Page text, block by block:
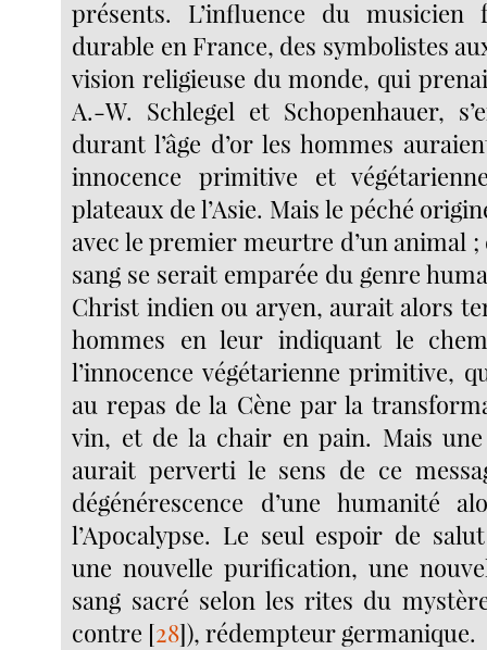
présents. L’influence du
durable en France, des symbolistes
vision religieuse du monde, qui
A.-W. Schlegel et Schopenhauer,
durant l’âge d’or les hommes
innocence primitive et
plateaux de l’Asie. Mais le péché
avec le premier meurtre d’un animal ;
sang se serait emparée du genre
Christ indien ou aryen, aurait alors
hommes en leur indiquant le
l’innocence végétarienne primitive,
au repas de la Cène par la
vin, et de la chair en pain. Mais une
aurait perverti le sens de ce
dégénérescence d’une humanité
l’Apocalypse. Le seul espoir de
une nouvelle purification, une
sang sacré selon les rites du
contre [28]), rédempteur germanique.